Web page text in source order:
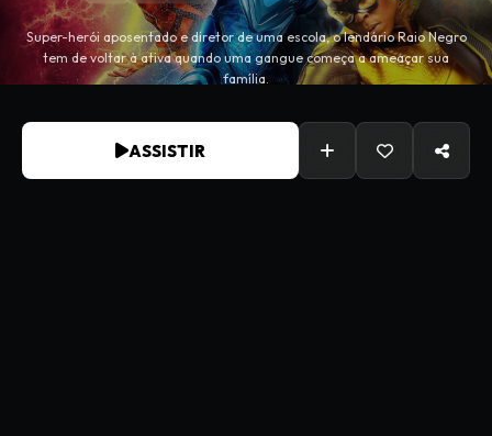
Super-herói aposentado e diretor de uma escola, o lendário Raio Negro
tem de voltar à ativa quando uma gangue começa a ameaçar sua
família.
ASSISTIR